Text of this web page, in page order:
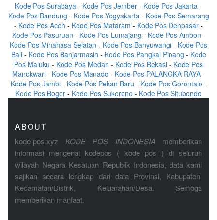
Kode Pos Surabaya - Kode Pos Jember - Kode Pos Jakarta -
Kode Pos Bandung - Kode Pos Yogyakarta - Kode Pos Semarang
- Kode Pos Aceh - Kode Pos Mataram - Kode Pos Denpasar -
Kode Pos Pasuruan - Kode Pos Lumajang - Kode Pos Ambon -
Kode Pos Minahasa Selatan - Kode Pos Banyuwangi - Kode Pos
Bali- Kode Pos Banjarmasin - Kode Pos Pangkal Pinang - Kode
Pos Maluku - Kode Pos Medan - Kode Pos Bekasi - Kode Pos
Manokwari - Kode Pos Manado - Kode Pos PALANGKA RAYA -
Kode Pos Jambi- Kode Pos Pekan Baru - Kode Pos Gorontalo -
Kode Pos Bogor - Kode Pos Sukoreno - Kode Pos Situbondo
ABOUT
kode-pos.xyz KODE POS INDONESIA memberikan
informasi mengenai kodepos ( kode pos ) di seluruh
wilayah Negara Kesatuan Republik Indonesia, data kami
sajikan secara lengkap dari data Provinsi, Kabupaten,
Kecamatan/Distrik, Keluarahan/Desa. Semoga
memberikan manfaat.